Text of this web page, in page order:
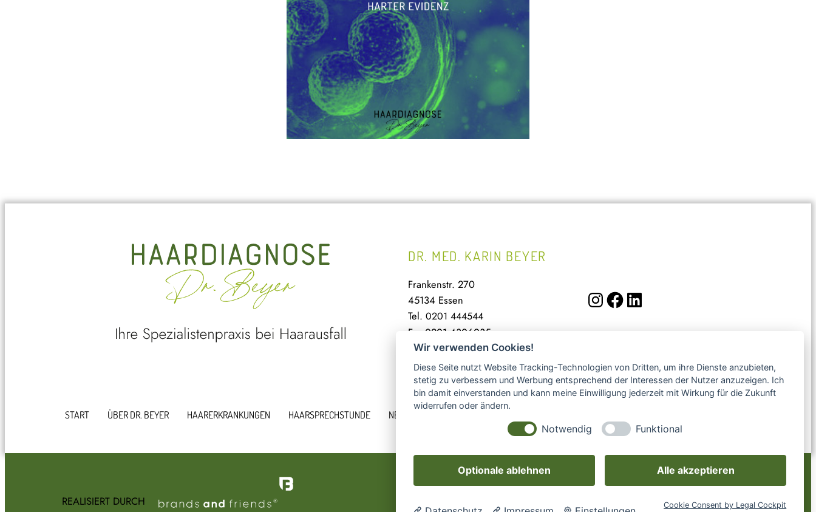
DR. MED. KARIN BEYER
Frankenstr. 270
45134 Essen
Tel. 0201 444544
Fax
0201 4306035
Mail praxis@haardiagnose-dr-beyer.de
Instagram Facebook
START ÜBER DR. BEYER HAARERKRANKUNGEN HAARSPRECHSTUNDE NEWS
REALISIERT DURCH
Wir verwenden Cookies!
Diese Seite nutzt Website Tracking-Technologien von Dritten, um ihre Dienste anzubieten,
stetig zu verbessern und Werbung entsprechend der Interessen der Nutzer anzuzeigen. Ich
bin damit einverstanden und kann meine Einwilligung jederzeit mit Wirkung für die Zukunft
widerrufen oder ändern.
Notwendig Funktional
Optionale ablehnen Alle akzeptieren
Cookie Consent by Legal Cockpit